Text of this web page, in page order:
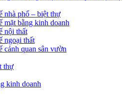
nhà phố – biệt thự
mặt bằng kinh doanh
nội thất
ngoại thất
cảnh quan sân vườn
thự
kinh doanh